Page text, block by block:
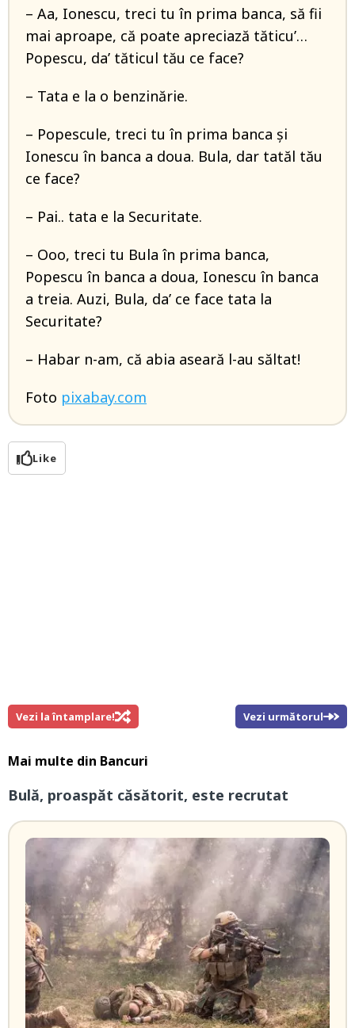
– Aa, Ionescu, treci tu în prima banca, să fii
mai aproape, că poate apreciază tăticu’…
Popescu, da’ tăticul tău ce face?
– Tata e la o benzinărie.
– Popescule, treci tu în prima banca și
Ionescu în banca a doua. Bula, dar tatăl tău
ce face?
– Pai.. tata e la Securitate.
– Ooo, treci tu Bula în prima banca,
Popescu în banca a doua, Ionescu în banca
a treia. Auzi, Bula, da’ ce face tata la
Securitate?
– Habar n-am, că abia aseară l-au săltat!
Foto pixabay.com
Like
Vezi la întamplare! Vezi următorul
Mai multe din Bancuri
Bulă, proaspăt căsătorit, este recrutat